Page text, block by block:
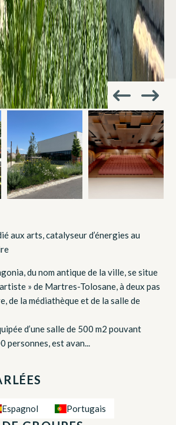
aux arts, catalyseur d’énergies au
du nom antique de la ville, se situe
» de Martres-Tolosane, à deux pas
de la médiathèque et de la salle de
d’une salle de 500 m2 pouvant
personnes, est avan...
Espagnol Portugais